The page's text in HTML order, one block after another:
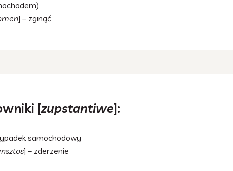
] – zginąć
[zupstantiwe]:
samochodowy
] – zderzenie